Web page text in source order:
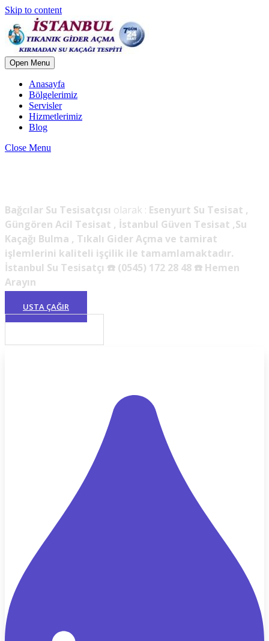
Skip to content
Open Menu
Anasayfa
Bölgelerimiz
Servisler
Hizmetlerimiz
Blog
Close Menu
Bağcılar Su Tesisatçısı olarak : Esenyurt Su Tesisat ,
Güngören Acil Tesisat , İstanbul Güven Tesisat ,Su
Kaçağı Bulma , Tıkalı Gider Açma ve tamirat
işlemlerini kaliteli işçilik ile tamamlamaktadır.
İstanbul Su Tesisatçı ☎️ (0545) 172 28 48 ☎️ Hemen
Arayın
USTA ÇAĞIR